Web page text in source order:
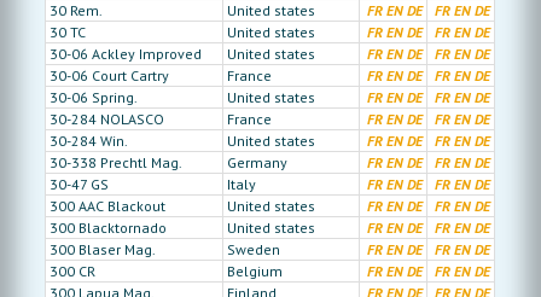
30 Rem.
United states FR EN DE FR EN DE
30 TC
United states FR EN DE FR EN DE
30-06 Ackley Improved
United states FR EN DE FR EN DE
30-06 Court Cartry
France FR EN DE FR EN DE
30-06 Spring.
United states FR EN DE FR EN DE
30-284 NOLASCO
France FR EN DE FR EN DE
30-284 Win.
United states FR EN DE FR EN DE
30-338 Prechtl Mag.
Germany FR EN DE FR EN DE
30-47 GS
Italy FR EN DE FR EN DE
300 AAC Blackout
United states FR EN DE FR EN DE
300 Blacktornado
United states FR EN DE FR EN DE
300 Blaser Mag.
Sweden FR EN DE FR EN DE
300 CR
Belgium FR EN DE FR EN DE
300 Lapua Mag.
Finland FR EN DE FR EN DE